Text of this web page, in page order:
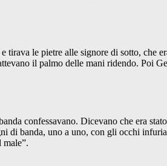
le pietre alle signore di sotto, che
il palmo delle mani ridendo. Poi
confessavano. Dicevano che era
banda, uno a uno, con gli occhi
male”.